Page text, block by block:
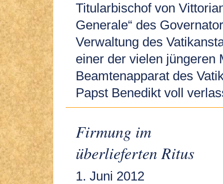
Titularbischof von
Generale“ des
Verwaltung des
einer der vielen jüngeren
Beamtenapparat des
Papst Benedikt voll
Firmung im
überlieferten Ritus
1. Juni 2012